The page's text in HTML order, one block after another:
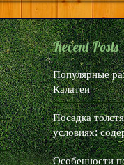
Recent Posts
Популярные
Калатеи
Посадка
условиях:
Особенности